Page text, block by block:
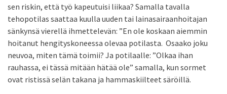
sen riskin, että työ kapeutuisi liikaa? Samalla tavalla
tehopotilas saattaa kuulla uuden tai lainasairaanhoitajan
sänkynsä vierellä ihmettelevän: ”En ole koskaan aiemmin
hoitanut hengityskoneessa olevaa potilasta. Osaako joku
neuvoa, miten tämä toimii? Ja potilaalle: ”Olkaa ihan
rauhassa, ei tässä mitään hätää ole” samalla, kun sormet
ovat ristissä selän takana ja hammaskiilteet säröillä.